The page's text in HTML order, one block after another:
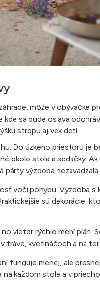
môže v obývačke
sa bude oslava
stropu aj vek detí.
Do úzkeho priestoru je
okolo stola a sedačky.
párty výzdoba nezavadzala
voči pohybu. Výzdoba s
sú dekorácie,
vietor rýchlo mení plán.
tráve, kvetináčoch a na
funguje menej, ale
každom stole a v